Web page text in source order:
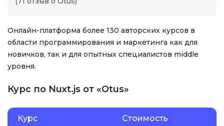
Онлайн-платформа более 130 авторских курсов в
области программирования и маркетинга как для
новичков, так и для опытных специалистов middle
уровня.
Курс по Nuxt.js от «Otus»
Курс Стоимость